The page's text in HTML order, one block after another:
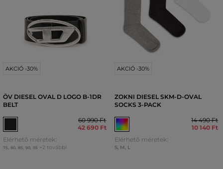
AKCIÓ -30%
ÖV DIESEL OVAL D LOGO B-1DR
BELT
60 990 Ft
42 690 Ft
Elérhető méretek:
75 80, 85 90, 95 +2 további
AKCIÓ -30%
ZOKNI DIESEL SKM-D-OVAL
SOCKS 3-PACK
14 490 Ft
10 140 Ft
Elérhető méretek:
S, M, L